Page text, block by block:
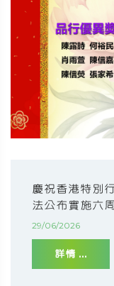
慶祝香港特別
法公布實施六
29/06/2026
詳情 ...